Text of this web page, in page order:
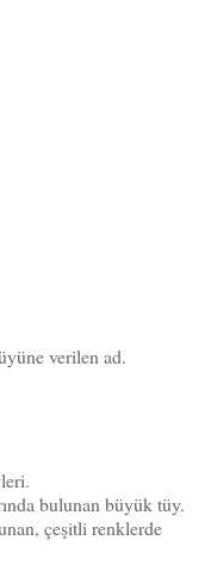
verilen ad.
bulunan büyük tüy.
çeşitli renklerde